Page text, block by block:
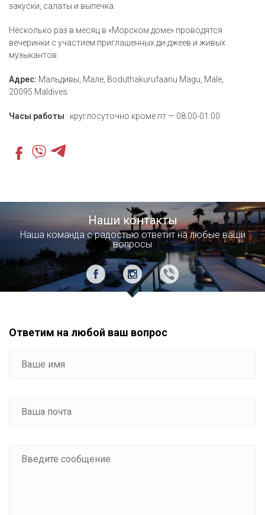
закуски, салаты и выпечка.
Несколько раз в месяц в «Морском доме» проводятся
вечеринки с участием приглашенных ди-джеев и живых
музыкантов.
Адрес: Мальдивы, Мале, Boduthakurufaanu Magu, Male,
20095 Maldives
Часы работы : круглосуточно кроме пт — 08:00-01:00
Наши контакты
Наша команда с радостью ответит на любые ваши
вопросы
Ответим на любой ваш вопрос